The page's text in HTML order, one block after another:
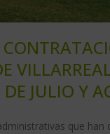
DE JULIO Y
que han